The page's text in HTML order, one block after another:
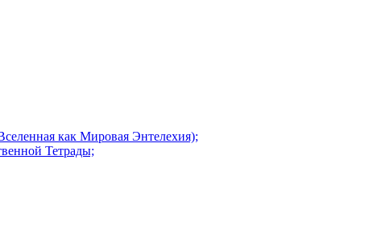
как Мировая Энтелехия);
Тетрады;